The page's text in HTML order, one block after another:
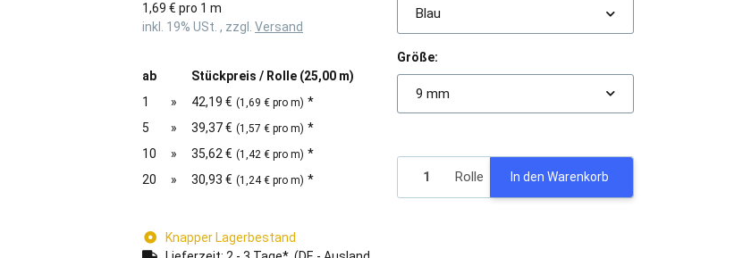
1,69 € pro 1 m
inkl. 19% USt. , zzgl. Versand
ab
Stückpreis / Rolle (25,00 m)
1
» 42,19 € (1,69 € pro m) *
5
» 39,37 € (1,57 € pro m) *
10
» 35,62 € (1,42 € pro m) *
20
» 30,93 € (1,24 € pro m) *
Knapper Lagerbestand
Blau
Größe:
9 mm
Rolle In den Warenkorb